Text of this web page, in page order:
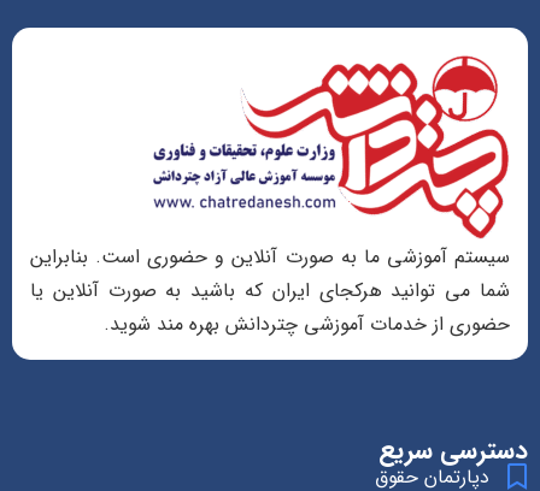
سیستم آموزشی ما به صورت آنلاین و حضوری است. بنابراین
شما می توانید هرکجای ایران که باشید به صورت آنلاین یا
حضوری از خدمات آموزشی چتردانش بهره مند شوید.
دسترسی سریع
دپارتمان حقوق